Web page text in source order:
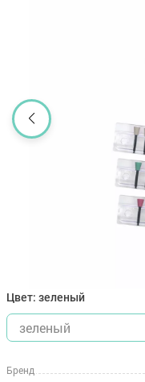
Цвет: зеленый
Бренд